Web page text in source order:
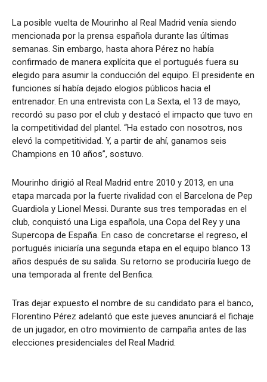
La posible vuelta de Mourinho al Real Madrid venía siendo
mencionada por la prensa española durante las últimas
semanas. Sin embargo, hasta ahora Pérez no había
confirmado de manera explícita que el portugués fuera su
elegido para asumir la conducción del equipo. El presidente en
funciones sí había dejado elogios públicos hacia el
entrenador. En una entrevista con La Sexta, el 13 de mayo,
recordó su paso por el club y destacó el impacto que tuvo en
la competitividad del plantel. “Ha estado con nosotros, nos
elevó la competitividad. Y, a partir de ahí, ganamos seis
Champions en 10 años”, sostuvo.
Mourinho dirigió al Real Madrid entre 2010 y 2013, en una
etapa marcada por la fuerte rivalidad con el Barcelona de Pep
Guardiola y Lionel Messi. Durante sus tres temporadas en el
club, conquistó una Liga española, una Copa del Rey y una
Supercopa de España. En caso de concretarse el regreso, el
portugués iniciaría una segunda etapa en el equipo blanco 13
años después de su salida. Su retorno se produciría luego de
una temporada al frente del Benfica.
Tras dejar expuesto el nombre de su candidato para el banco,
Florentino Pérez adelantó que este jueves anunciará el fichaje
de un jugador, en otro movimiento de campaña antes de las
elecciones presidenciales del Real Madrid.